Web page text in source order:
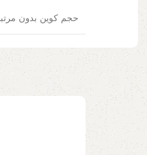
حجم كوين بدون